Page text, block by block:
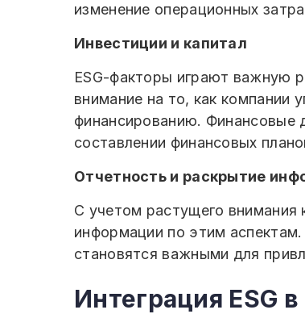
изменение операционных
Инвестиции и капитал
ESG-факторы играют важную
внимание на то, как компании
финансированию. Финансовые
составлении финансовых
Отчетность и раскрытие
С учетом растущего внимания
информации по этим
становятся важными для
Интеграция ESG